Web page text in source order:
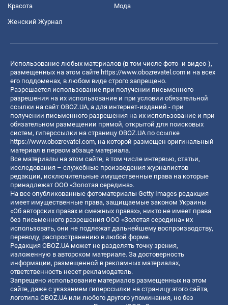
Красота Мода
Женский Журнал
Использование любых материалов (в том числе фото- и видео-),
размещенных на этом сайте https://www.obozrevatel.com и на всех
его поддоменах, в любом виде строго запрещено.
Разрешается использование при получении письменного
разрешения на их использование и при условии обязательной
ссылки на сайт OBOZ.UA, а для интернет-изданий - при
получении письменного разрешения на их использование и при
обязательном размещении прямой, открытой для поисковых
систем, гиперссылки на страницу OBOZ.UA по ссылке
https://www.obozrevatel.com, на которой размещен оригинальный
материал в первом абзаце материала.
Все материалы на этом сайте, в том числе интервью, статьи,
исследования – служебные произведения журналистов
редакции, исключительные имущественные права на которые
принадлежат ООО «Золотая середина».
На все опубликованные фотоматериалы Getty Images редакция
имеет имущественные права, защищаемые законом Украины
«Об авторских правах и смежных правах», никто не имеет права
без письменного разрешения ООО «Золотая середина» их
использовать, они не подлежат дальнейшему воспроизводству,
переводу, распространению в любой форме.
Редакция OBOZ.UA может не разделять точку зрения,
изложенную в авторском материале. За достоверность
информации, размещенной в рекламных материалах,
ответственность несет рекламодатель.
Запрещено использование материалов размещенных на этом
сайте, даже с указанием гиперссылки на страницу этого сайта,
логотипа OBOZ.UA или любого другого упоминания, но без